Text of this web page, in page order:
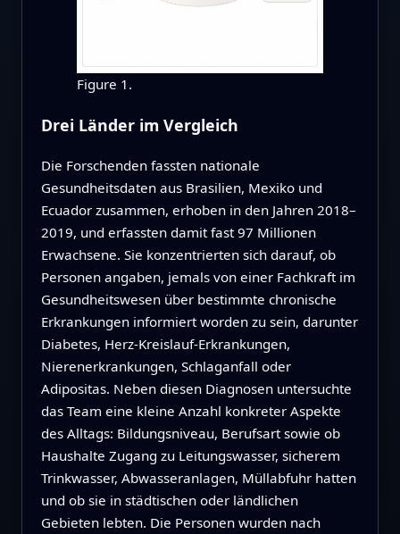
Figure 1.
Drei Länder im Vergleich
Die Forschenden fassten nationale
Gesundheitsdaten aus Brasilien, Mexiko und
Ecuador zusammen, erhoben in den Jahren 2018–
2019, und erfassten damit fast 97 Millionen
Erwachsene. Sie konzentrierten sich darauf, ob
Personen angaben, jemals von einer Fachkraft im
Gesundheitswesen über bestimmte chronische
Erkrankungen informiert worden zu sein, darunter
Diabetes, Herz-Kreislauf-Erkrankungen,
Nierenerkrankungen, Schlaganfall oder
Adipositas. Neben diesen Diagnosen untersuchte
das Team eine kleine Anzahl konkreter Aspekte
des Alltags: Bildungsniveau, Berufsart sowie ob
Haushalte Zugang zu Leitungswasser, sicherem
Trinkwasser, Abwasseranlagen, Müllabfuhr hatten
und ob sie in städtischen oder ländlichen
Gebieten lebten. Die Personen wurden nach